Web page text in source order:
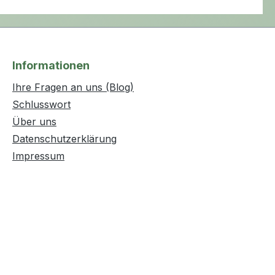
Informationen
Ihre Fragen an uns (Blog)
Schlusswort
Über uns
Datenschutzerklärung
Impressum